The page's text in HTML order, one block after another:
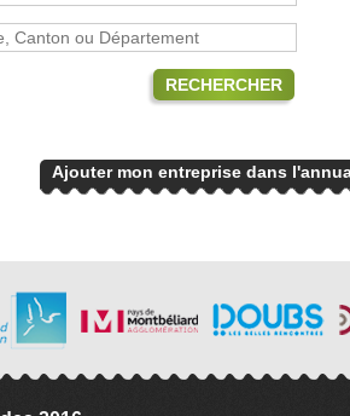
RECHERCHER
Ajouter mon entreprise dans